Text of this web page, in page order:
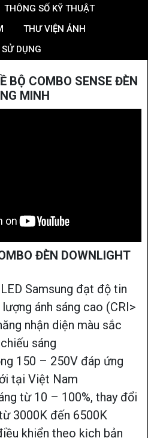
THÔNG SỐ KỸ THUẬT
THƯ VIỆN ẢNH
DỤNG
BỘ COMBO SENSE ĐÈN
MINH
ĐÈN DOWNLIGHT
Samsung đạt độ tin
ánh sáng cao (CRI>
nhận diện màu sắc
sáng
150 – 250V đáp ứng
tại Việt Nam
từ 10 – 100%, thay đổi
3000K đến 6500K
khiển theo kịch bản